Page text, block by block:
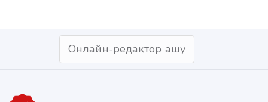
Онлайн-редактор ашу